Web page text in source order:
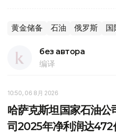
黄金储备 石油 俄罗斯 国
без автора
编译
10:50, 06 8月 2026
哈萨克斯坦国家石油公
司2025年净利润达472